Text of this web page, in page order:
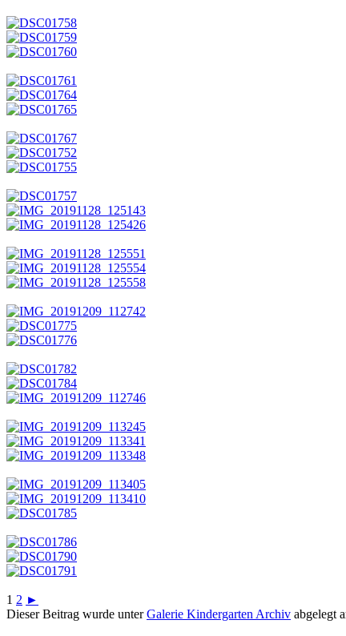
1 2 ►
Dieser Beitrag wurde unterGalerie Kindergarten Archiv abgelegt